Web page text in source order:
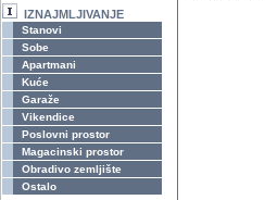
IZNAJMLJIVANJE
Stanovi
Sobe
Apartmani
Kuće
Garaže
Vikendice
Poslovni prostor
Magacinski prostor
Obradivo zemljište
Ostalo